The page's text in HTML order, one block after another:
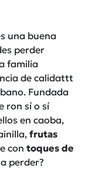
una buena
perder
familia
de calidattt
Fundada
ron sí o sí
en caoba,
frutas
con toques de
perder?